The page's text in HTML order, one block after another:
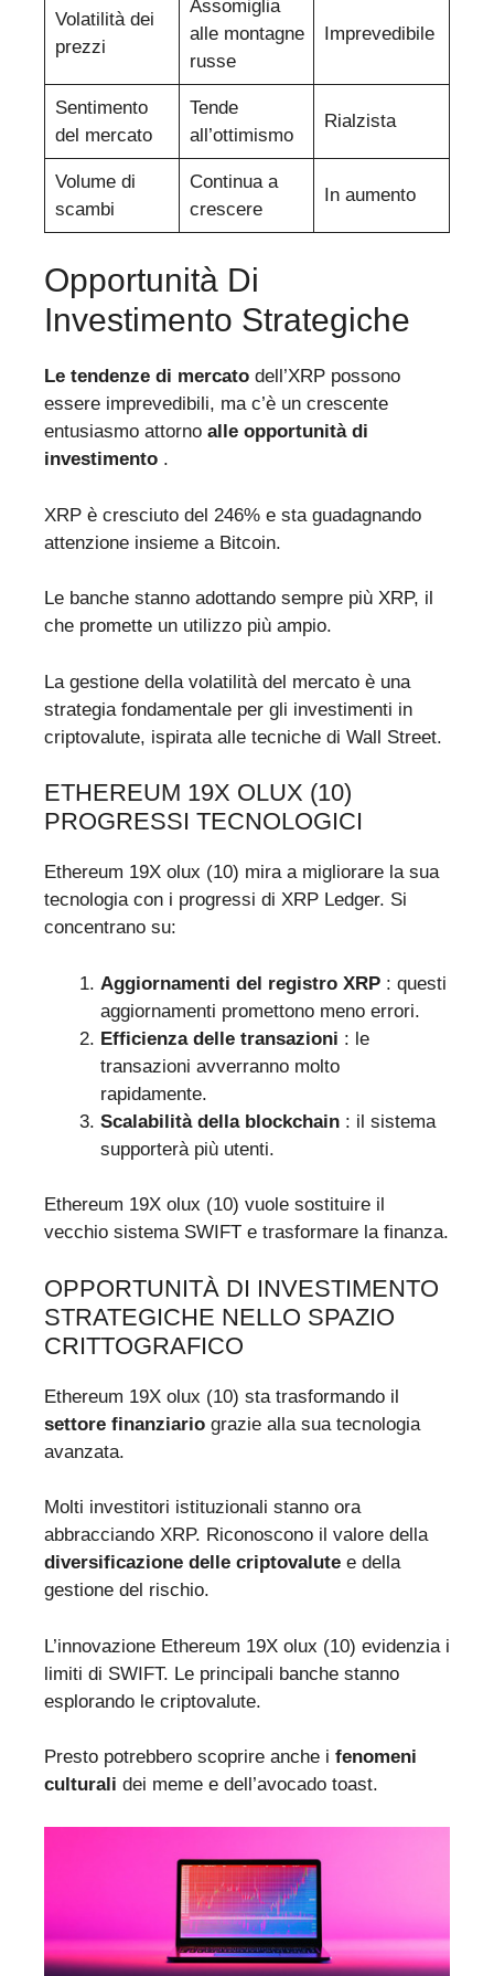
Volatilità dei
prezzi
Assomiglia
alle montagne
russe
Imprevedibile
Sentimento
del mercato
Tende
all’ottimismo
Rialzista
Volume di
scambi
Continua a
crescere
In aumento
Opportunità Di
Investimento Strategiche
Le tendenze di mercato dell’XRP possono
essere imprevedibili, ma c’è un crescente
entusiasmo attorno alle opportunità di
investimento .
XRP è cresciuto del 246% e sta guadagnando
attenzione insieme a Bitcoin.
Le banche stanno adottando sempre più XRP, il
che promette un utilizzo più ampio.
La gestione della volatilità del mercato è una
strategia fondamentale per gli investimenti in
criptovalute, ispirata alle tecniche di Wall Street.
ETHEREUM 19X OLUX (10)
PROGRESSI TECNOLOGICI
Ethereum 19X olux (10) mira a migliorare la sua
tecnologia con i progressi di XRP Ledger. Si
concentrano su:
Aggiornamenti del registro XRP : questi
aggiornamenti promettono meno errori.
Efficienza delle transazioni : le
transazioni avverranno molto
rapidamente.
Scalabilità della blockchain : il sistema
supporterà più utenti.
Ethereum 19X olux (10) vuole sostituire il
vecchio sistema SWIFT e trasformare la finanza.
OPPORTUNITÀ DI INVESTIMENTO
STRATEGICHE NELLO SPAZIO
CRITTOGRAFICO
Ethereum 19X olux (10) sta trasformando il
settore finanziario grazie alla sua tecnologia
avanzata.
Molti investitori istituzionali stanno ora
abbracciando XRP. Riconoscono il valore della
diversificazione delle criptovalute e della
gestione del rischio.
L’innovazione Ethereum 19X olux (10) evidenzia i
limiti di SWIFT. Le principali banche stanno
esplorando le criptovalute.
Presto potrebbero scoprire anche i fenomeni
culturali dei meme e dell’avocado toast.